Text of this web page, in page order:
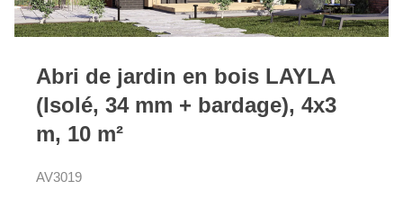
Abri de jardin en bois LAYLA
(Isolé, 34 mm + bardage), 4x3
m, 10 m²
AV3019